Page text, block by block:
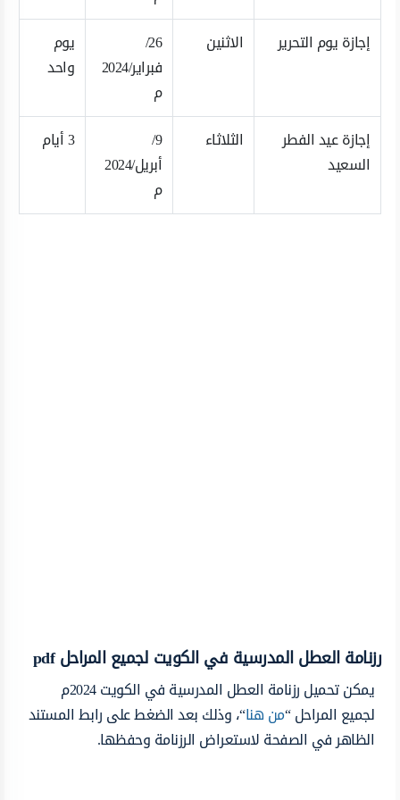
إجازة يوم التحرير
الاثنين
26/
فبراير/2024
م
يوم
واحد
إجازة عيد الفطر
السعيد
الثلاثاء
9/
أبريل/2024
م
3 أيام
رزنامة العطل المدرسية في الكويت لجميع المراحل pdf
يمكن تحميل رزنامة العطل المدرسية في الكويت 2024م
لجميع المراحل “من هنا“، وذلك بعد الضغط على رابط المستند
الظاهر في الصفحة لاستعراض الرزنامة وحفظها.